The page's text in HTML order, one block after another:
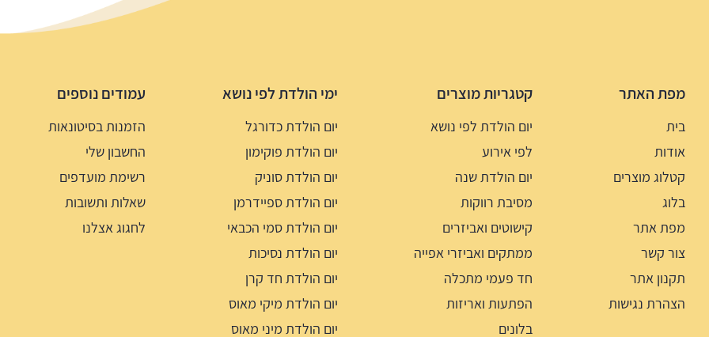
מפת האתר
בית
אודות
קטלוג מוצרים
בלוג
מפת אתר
צור קשר
תקנון אתר
הצהרת נגישות
קטגריות מוצרים
יום הולדת לפי נושא
לפי אירוע
יום הולדת שנה
מסיבת רווקות
קישוטים ואביזרים
ממתקים ואביזרי אפייה
חד פעמי מתכלה
הפתעות ואריזות
בלונים
ימי הולדת לפי נושא
יום הולדת כדורגל
יום הולדת פוקימון
יום הולדת סוניק
יום הולדת ספיידרמן
יום הולדת סמי הכבאי
יום הולדת נסיכות
יום הולדת חד קרן
יום הולדת מיקי מאוס
יום הולדת מיני מאוס
עמודים נוספים
הזמנות בסיטונאות
החשבון שלי
רשימת מועדפים
שאלות ותשובות
לחגוג אצלנו